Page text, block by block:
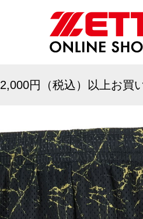
2,000円（税込）以上お買